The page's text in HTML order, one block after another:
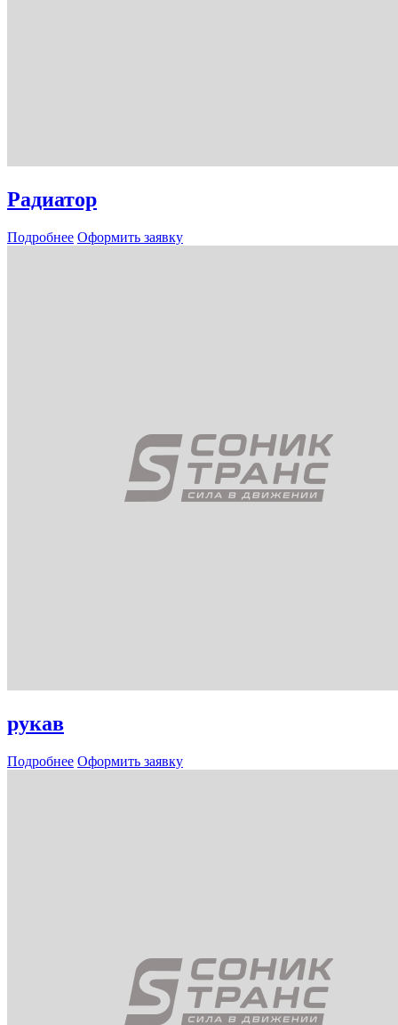
Радиатор
Подробнее Оформить заявку
рукав
Подробнее Оформить заявку